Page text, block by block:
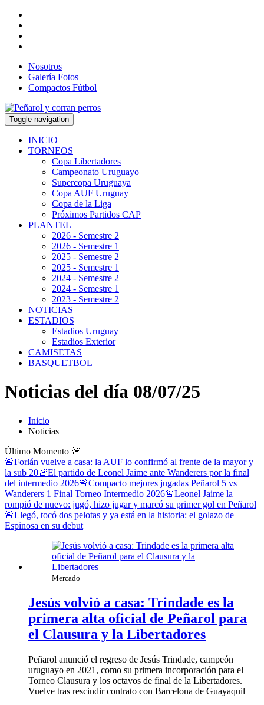
Nosotros
Galería Fotos
Compactos Fútbol
Toggle navigation
INICIO
TORNEOS
Copa Libertadores
Campeonato Uruguayo
Supercopa Uruguaya
Copa AUF Uruguay
Copa de la Liga
Próximos Partidos CAP
PLANTEL
2026 - Semestre 2
2026 - Semestre 1
2025 - Semestre 2
2025 - Semestre 1
2024 - Semestre 2
2024 - Semestre 1
2023 - Semestre 2
NOTICIAS
ESTADIOS
Estadios Uruguay
Estadios Exterior
CAMISETAS
BASQUETBOL
Noticias del día 08/07/25
Inicio
Noticias
Último Momento 🚨
🚨Forlán vuelve a casa: la AUF lo confirmó al frente de la mayor y
la sub 20🚨El partido de Leonel Jaime ante Wanderers por la final
del intermedio 2026🚨Compacto mejores jugadas Peñarol 5 vs
Wanderers 1 Final Torneo Intermedio 2026🚨Leonel Jaime la
rompió de nuevo: jugó, hizo jugar y marcó su primer gol en Peñarol
🚨Llegó, tocó dos pelotas y ya está en la historia: el golazo de
Espinosa en su debut
Mercado
Jesús volvió a casa: Trindade es la
primera alta oficial de Peñarol para
el Clausura y la Libertadores
Peñarol anunció el regreso de Jesús Trindade, campeón
uruguayo en 2021, como su primera incorporación para el
Torneo Clausura y los octavos de final de la Libertadores.
Vuelve tras rescindir contrato con Barcelona de Guayaquil